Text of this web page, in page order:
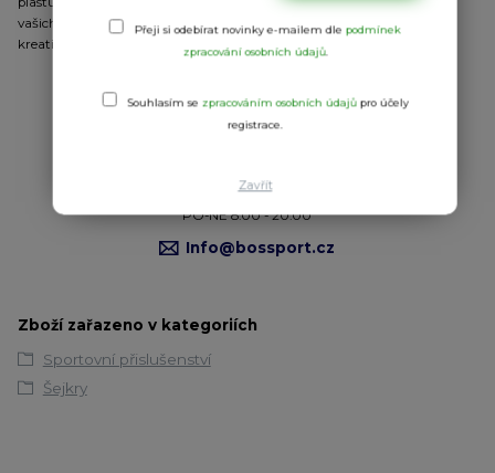
vašich oblíbených proteinů, předtréninkových stimulantů a
kreatinů.
Potřebujete poradit?
724706192
PO-NE 8:00 - 20:00
Info@bossport.cz
Zboží zařazeno v kategoriích
Sportovní přislušenství
Šejkry
Přeji si odebírat novinky e-mailem dle podmínek
zpracování osobních údajů.
Souhlasím se zpracováním osobních údajůpro účely
registrace.
Zavřít